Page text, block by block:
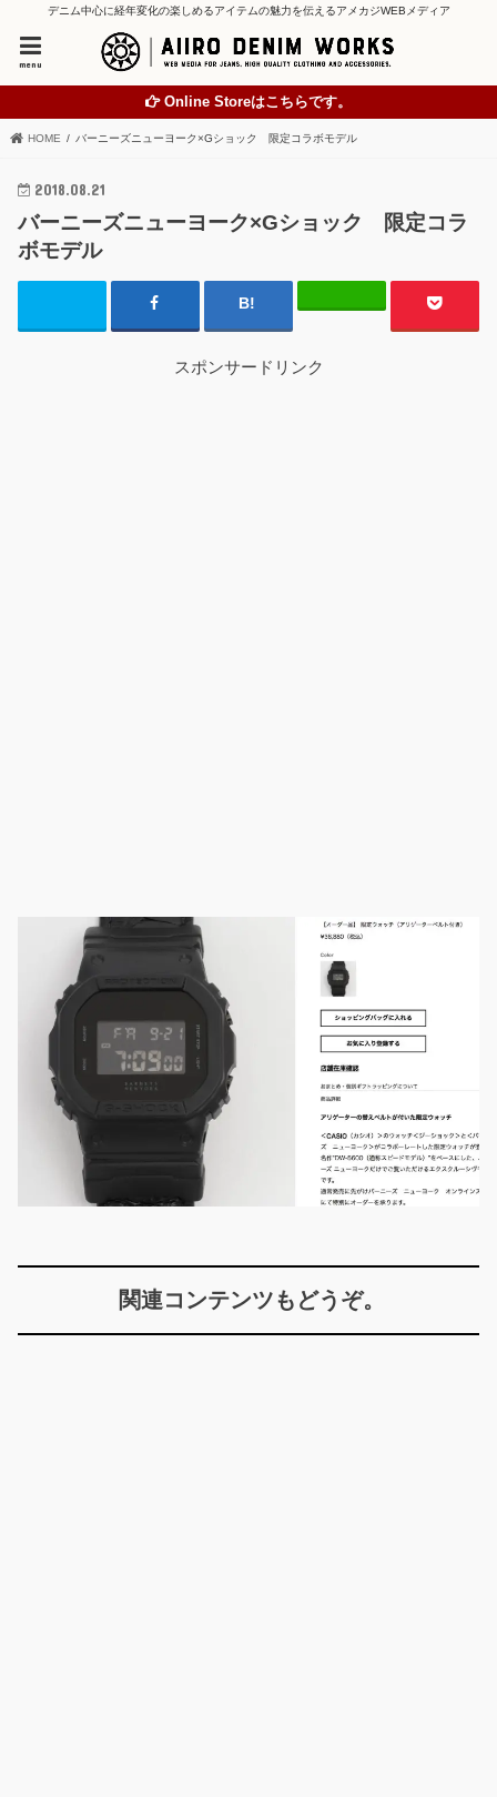
デニム中心に経年変化の楽しめるアイテムの魅力を伝えるアメカジWEBメディア
menu
Online Storeはこちらです。
HOME バーニーズニューヨーク×Gショック 限定コラボモデル
2018.08.21
バーニーズニューヨーク×Gショック 限定コラ
ボモデル
スポンサードリンク
関連コンテンツもどうぞ。